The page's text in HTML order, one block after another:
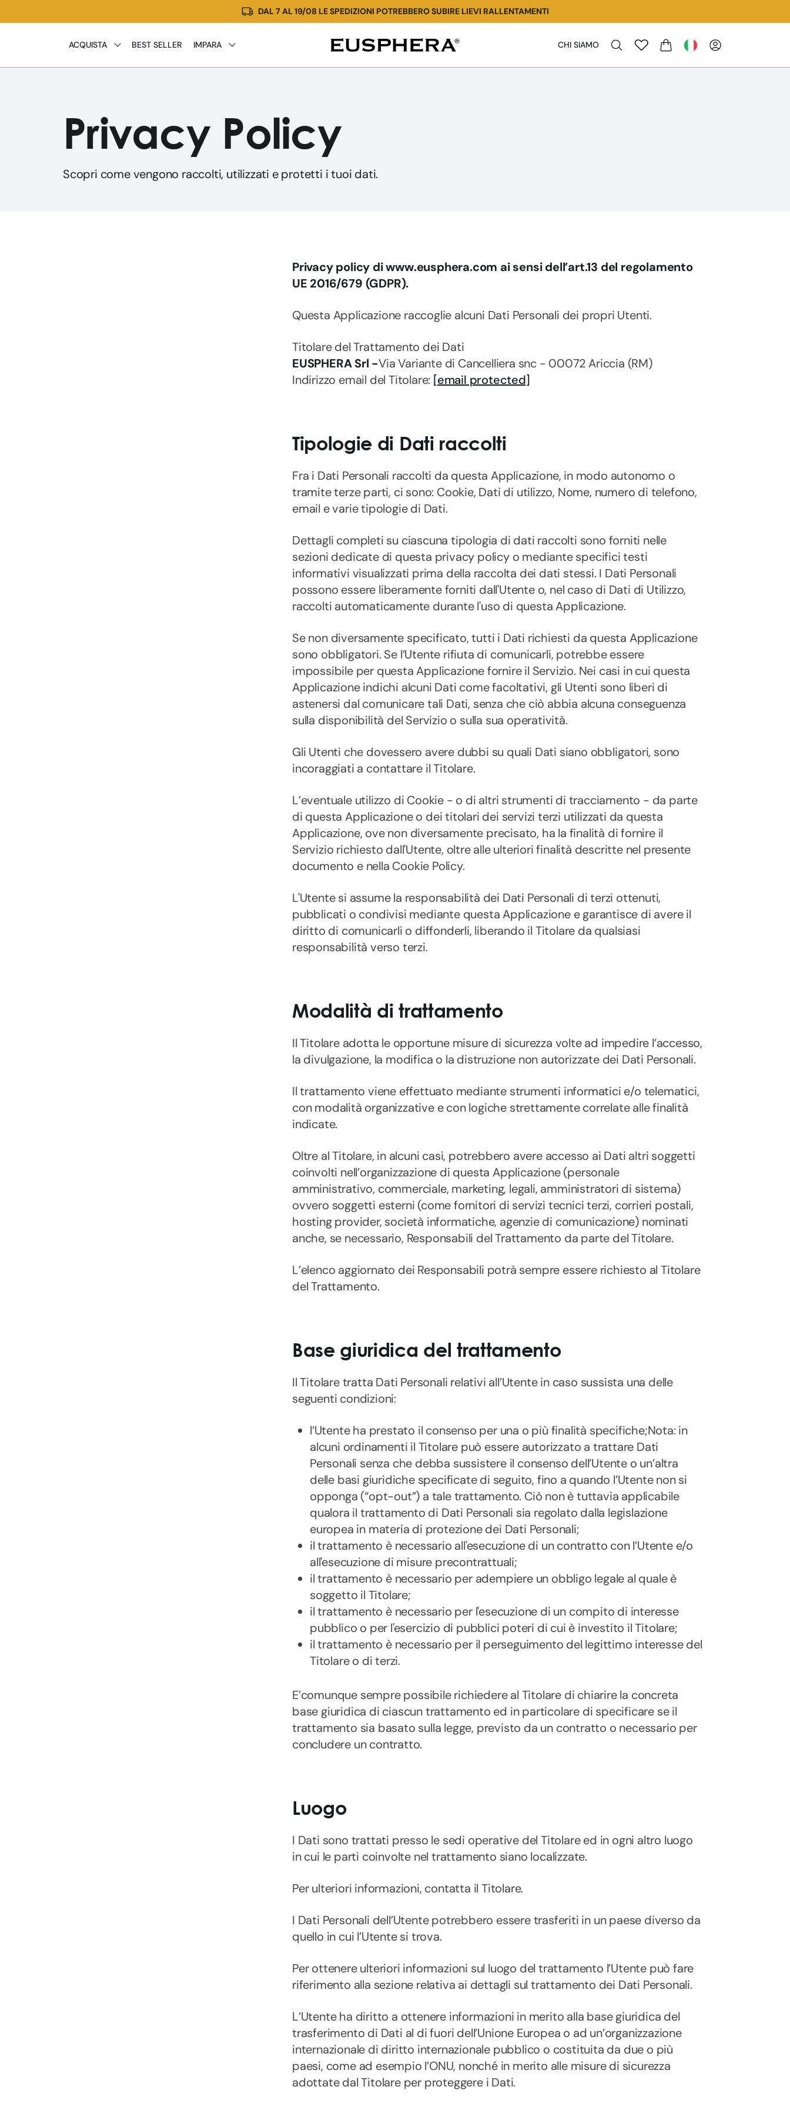
direttamente
DAL 7 AL 19/08 LE SPEDIZIONI POTREBBERO SUBIRE LIEVI RALLENTAMENTI
ACQUISTA BEST SELLER IMPARA
CHI SIAMO
Privacy Policy
Scopri come vengono raccolti, utilizzati e protetti i tuoi dati.
Privacy policy di www.eusphera.com ai sensi dell’art.13 del regolamento
UE 2016/679 (GDPR).
Questa Applicazione raccoglie alcuni Dati Personali dei propri Utenti.
Titolare del Trattamento dei Dati
EUSPHERA Srl -Via Variante di Cancelliera snc - 00072 Ariccia (RM)
Indirizzo email del Titolare: [email protected]
Tipologie di Dati raccolti
Fra i Dati Personali raccolti da questa Applicazione, in modo autonomo o
tramite terze parti, ci sono: Cookie, Dati di utilizzo, Nome, numero di telefono,
email e varie tipologie di Dati.
Dettagli completi su ciascuna tipologia di dati raccolti sono forniti nelle
sezioni dedicate di questa privacy policy o mediante specifici testi
informativi visualizzati prima della raccolta dei dati stessi. I Dati Personali
possono essere liberamente forniti dall'Utente o, nel caso di Dati di Utilizzo,
raccolti automaticamente durante l'uso di questa Applicazione.
Se non diversamente specificato, tutti i Dati richiesti da questa Applicazione
sono obbligatori. Se l’Utente rifiuta di comunicarli, potrebbe essere
impossibile per questa Applicazione fornire il Servizio. Nei casi in cui questa
Applicazione indichi alcuni Dati come facoltativi, gli Utenti sono liberi di
astenersi dal comunicare tali Dati, senza che ciò abbia alcuna conseguenza
sulla disponibilità del Servizio o sulla sua operatività.
Gli Utenti che dovessero avere dubbi su quali Dati siano obbligatori, sono
incoraggiati a contattare il Titolare.
L’eventuale utilizzo di Cookie - o di altri strumenti di tracciamento - da parte
di questa Applicazione o dei titolari dei servizi terzi utilizzati da questa
Applicazione, ove non diversamente precisato, ha la finalità di fornire il
Servizio richiesto dall'Utente, oltre alle ulteriori finalità descritte nel presente
documento e nella Cookie Policy.
L'Utente si assume la responsabilità dei Dati Personali di terzi ottenuti,
pubblicati o condivisi mediante questa Applicazione e garantisce di avere il
diritto di comunicarli o diffonderli, liberando il Titolare da qualsiasi
responsabilità verso terzi.
Modalità di trattamento
Il Titolare adotta le opportune misure di sicurezza volte ad impedire l’accesso,
la divulgazione, la modifica o la distruzione non autorizzate dei Dati Personali.
Il trattamento viene effettuato mediante strumenti informatici e/o telematici,
con modalità organizzative e con logiche strettamente correlate alle finalità
indicate.
Oltre al Titolare, in alcuni casi, potrebbero avere accesso ai Dati altri soggetti
coinvolti nell’organizzazione di questa Applicazione (personale
amministrativo, commerciale, marketing, legali, amministratori di sistema)
ovvero soggetti esterni (come fornitori di servizi tecnici terzi, corrieri postali,
hosting provider, società informatiche, agenzie di comunicazione) nominati
anche, se necessario, Responsabili del Trattamento da parte del Titolare.
L’elenco aggiornato dei Responsabili potrà sempre essere richiesto al Titolare
del Trattamento.
Base giuridica del trattamento
Il Titolare tratta Dati Personali relativi all’Utente in caso sussista una delle
seguenti condizioni:
l’Utente ha prestato il consenso per una o più finalità specifiche;Nota: in
alcuni ordinamenti il Titolare può essere autorizzato a trattare Dati
Personali senza che debba sussistere il consenso dell’Utente o un’altra
delle basi giuridiche specificate di seguito, fino a quando l’Utente non si
opponga (“opt-out”) a tale trattamento. Ciò non è tuttavia applicabile
qualora il trattamento di Dati Personali sia regolato dalla legislazione
europea in materia di protezione dei Dati Personali;
il trattamento è necessario all'esecuzione di un contratto con l’Utente e/o
all'esecuzione di misure precontrattuali;
il trattamento è necessario per adempiere un obbligo legale al quale è
soggetto il Titolare;
il trattamento è necessario per l'esecuzione di un compito di interesse
pubblico o per l'esercizio di pubblici poteri di cui è investito il Titolare;
il trattamento è necessario per il perseguimento del legittimo interesse del
Titolare o di terzi.
E’comunque sempre possibile richiedere al Titolare di chiarire la concreta
base giuridica di ciascun trattamento ed in particolare di specificare se il
trattamento sia basato sulla legge, previsto da un contratto o necessario per
concludere un contratto.
Luogo
I Dati sono trattati presso le sedi operative del Titolare ed in ogni altro luogo
in cui le parti coinvolte nel trattamento siano localizzate.
Per ulteriori informazioni, contatta il Titolare.
I Dati Personali dell’Utente potrebbero essere trasferiti in un paese diverso da
quello in cui l’Utente si trova.
Per ottenere ulteriori informazioni sul luogo del trattamento l’Utente può fare
riferimento alla sezione relativa ai dettagli sul trattamento dei Dati Personali.
L’Utente ha diritto a ottenere informazioni in merito alla base giuridica del
trasferimento di Dati al di fuori dell’Unione Europea o ad un’organizzazione
internazionale di diritto internazionale pubblico o costituita da due o più
paesi, come ad esempio l’ONU, nonché in merito alle misure di sicurezza
adottate dal Titolare per proteggere i Dati.